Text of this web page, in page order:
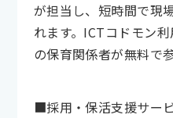
が担当し、短時間で現
れます。ICTコドモン
の保育関係者が無料で
■採用・保活支援サー